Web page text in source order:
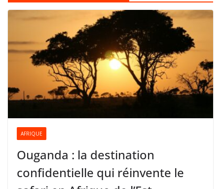
AFRIQUE
Ouganda : la destination
confidentielle qui réinvente le